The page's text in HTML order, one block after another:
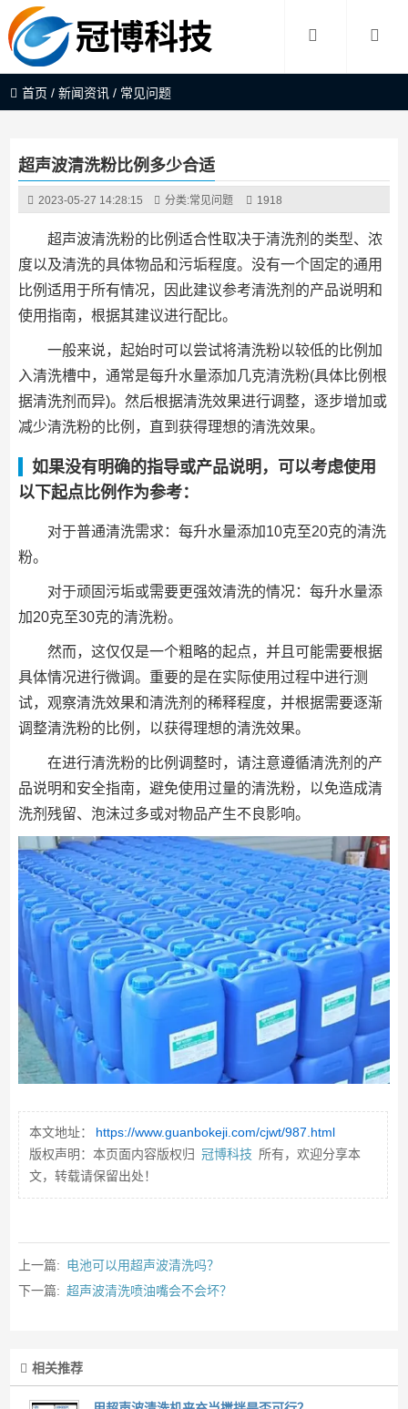
首页 /新闻资讯 / 常见问题
超声波清洗粉比例多少合适
2023-05-27 14:28:15 分类:常见问题 1918
超声波清洗粉的比例适合性取决于清洗剂的类型、浓
度以及清洗的具体物品和污垢程度。没有一个固定的通用
比例适用于所有情况，因此建议参考清洗剂的产品说明和
使用指南，根据其建议进行配比。
一般来说，起始时可以尝试将清洗粉以较低的比例加
入清洗槽中，通常是每升水量添加几克清洗粉(具体比例根
据清洗剂而异)。然后根据清洗效果进行调整，逐步增加或
减少清洗粉的比例，直到获得理想的清洗效果。
如果没有明确的指导或产品说明，可以考虑使用
以下起点比例作为参考：
对于普通清洗需求：每升水量添加10克至20克的清洗
粉。
对于顽固污垢或需要更强效清洗的情况：每升水量添
加20克至30克的清洗粉。
然而，这仅仅是一个粗略的起点，并且可能需要根据
具体情况进行微调。重要的是在实际使用过程中进行测
试，观察清洗效果和清洗剂的稀释程度，并根据需要逐渐
调整清洗粉的比例，以获得理想的清洗效果。
在进行清洗粉的比例调整时，请注意遵循清洗剂的产
品说明和安全指南，避免使用过量的清洗粉，以免造成清
洗剂残留、泡沫过多或对物品产生不良影响。
本文地址：
https://www.guanbokeji.com/cjwt/987.html
版权声明：本页面内容版权归 冠博科技 所有，欢迎分享本
文，转载请保留出处！
上一篇: 电池可以用超声波清洗吗？
下一篇: 超声波清洗喷油嘴会不会坏？
相关推荐